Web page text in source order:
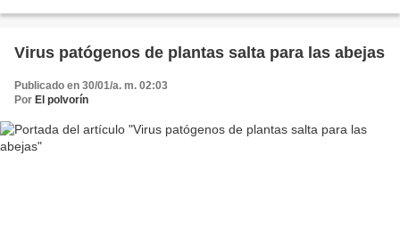
Virus patógenos de plantas salta para las abejas
Publicado en 30/01/a. m. 02:03
Por El polvorín